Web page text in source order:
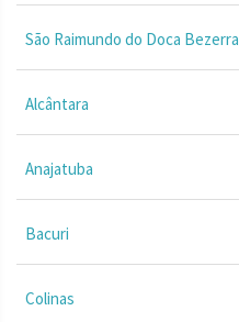
São Raimundo do Doca Bezerra
Alcântara
Anajatuba
Bacuri
Colinas